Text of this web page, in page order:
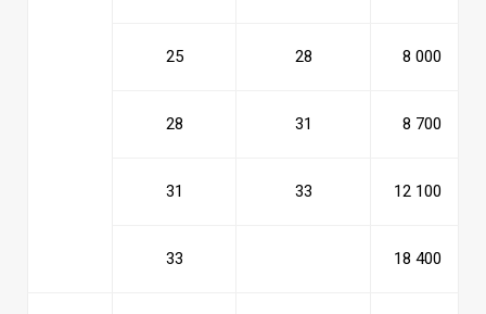
25 28 8 000
28 31 8 700
31 33 12 100
33 18 400